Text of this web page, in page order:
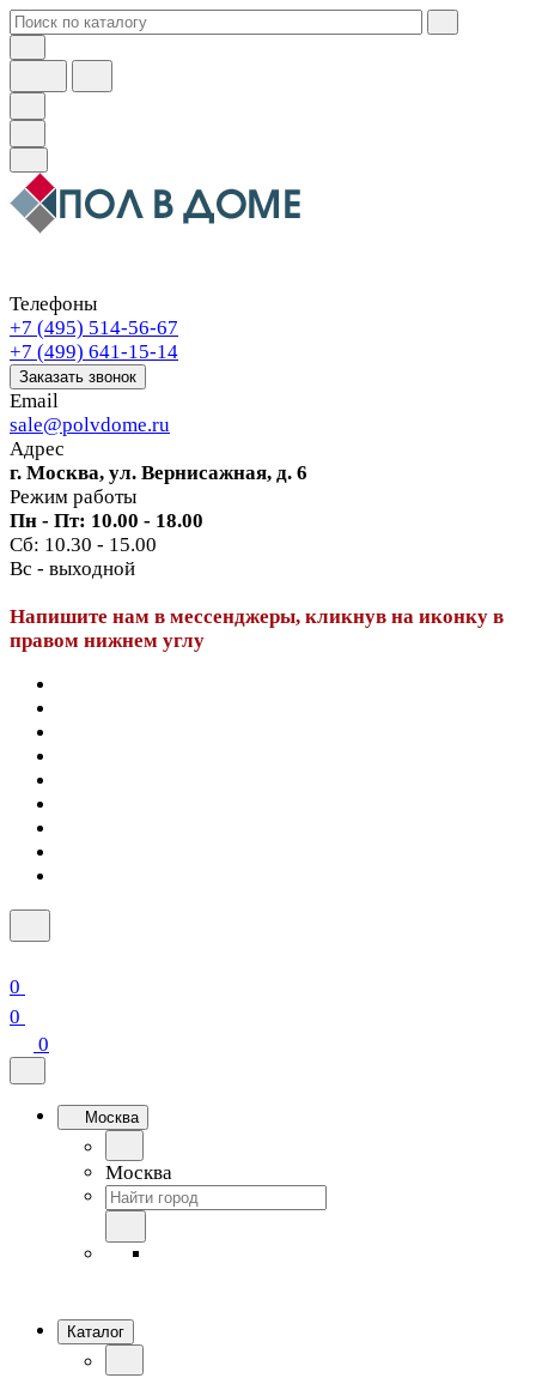
Телефоны
+7 (495) 514-56-67
+7 (499) 641-15-14
Заказать звонок
Email
sale@polvdome.ru
Адрес
г. Москва, ул. Вернисажная, д. 6
Режим работы
Пн - Пт: 10.00 - 18.00
Сб: 10.30 - 15.00
Вс - выходной
Напишите нам в мессенджеры, кликнув на иконку в
правом нижнем углу
0
0
0
Москва
Москва
Каталог